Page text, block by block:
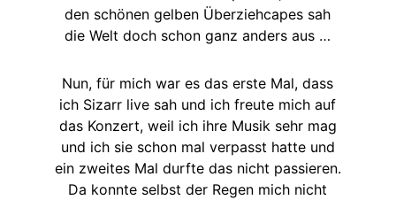
den schönen gelben Überziehcapes sah
die Welt doch schon ganz anders aus …
Nun, für mich war es das erste Mal, dass
ich Sizarr live sah und ich freute mich auf
das Konzert, weil ich ihre Musik sehr mag
und ich sie schon mal verpasst hatte und
ein zweites Mal durfte das nicht passieren.
Da konnte selbst der Regen mich nicht